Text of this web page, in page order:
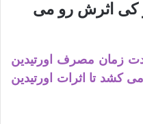
کی اثرش رو می
زمان مصرف اورتیدین
کشد تا اثرات اورتیدین